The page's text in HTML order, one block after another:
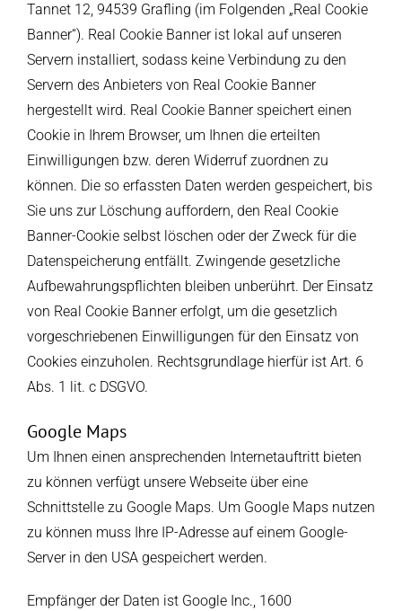
Tannet 12, 94539 Grafling (im Folgenden „Real Cookie
Banner“). Real Cookie Banner ist lokal auf unseren
Servern installiert, sodass keine Verbindung zu den
Servern des Anbieters von Real Cookie Banner
hergestellt wird. Real Cookie Banner speichert einen
Cookie in Ihrem Browser, um Ihnen die erteilten
Einwilligungen bzw. deren Widerruf zuordnen zu
können. Die so erfassten Daten werden gespeichert, bis
Sie uns zur Löschung auffordern, den Real Cookie
Banner-Cookie selbst löschen oder der Zweck für die
Datenspeicherung entfällt. Zwingende gesetzliche
Aufbewahrungspflichten bleiben unberührt. Der Einsatz
von Real Cookie Banner erfolgt, um die gesetzlich
vorgeschriebenen Einwilligungen für den Einsatz von
Cookies einzuholen. Rechtsgrundlage hierfür ist Art. 6
Abs. 1 lit. c DSGVO.
Google Maps
Um Ihnen einen ansprechenden Internetauftritt bieten
zu können verfügt unsere Webseite über eine
Schnittstelle zu Google Maps. Um Google Maps nutzen
zu können muss Ihre IP-Adresse auf einem Google-
Server in den USA gespeichert werden.
Empfänger der Daten ist Google Inc., 1600